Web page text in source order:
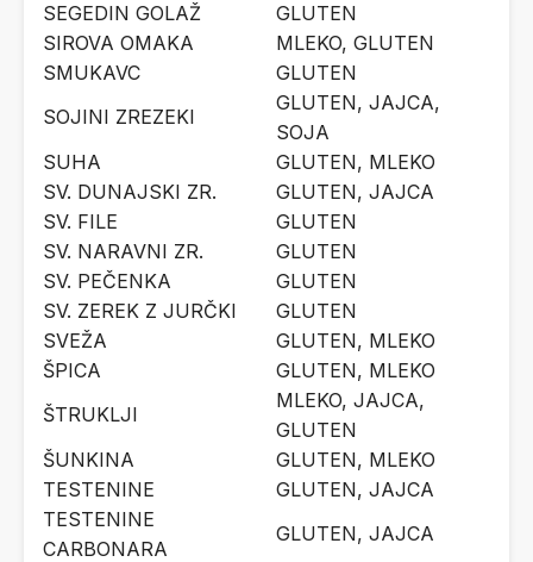
SEGEDIN GOLAŽ
GLUTEN
SIROVA OMAKA
MLEKO, GLUTEN
SMUKAVC
GLUTEN
SOJINI ZREZEKI
GLUTEN, JAJCA,
SOJA
SUHA
GLUTEN, MLEKO
SV. DUNAJSKI ZR.
GLUTEN, JAJCA
SV. FILE
GLUTEN
SV. NARAVNI ZR.
GLUTEN
SV. PEČENKA
GLUTEN
SV. ZEREK Z JURČKI
GLUTEN
SVEŽA
GLUTEN, MLEKO
ŠPICA
GLUTEN, MLEKO
ŠTRUKLJI
MLEKO, JAJCA,
GLUTEN
ŠUNKINA
GLUTEN, MLEKO
TESTENINE
GLUTEN, JAJCA
TESTENINE
CARBONARA
GLUTEN, JAJCA